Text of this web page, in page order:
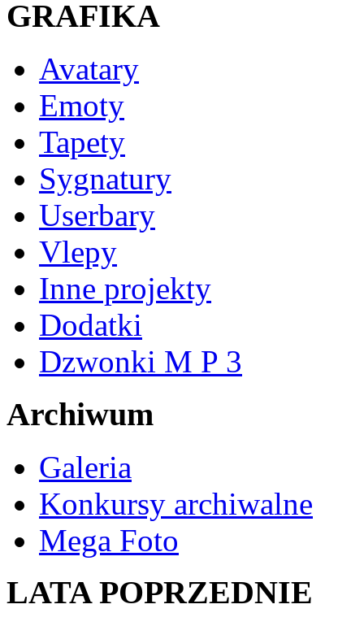
GRAFIKA
Avatary
Emoty
Tapety
Sygnatury
Userbary
Vlepy
Inne projekty
Dodatki
Dzwonki M P 3
Archiwum
Galeria
Konkursy archiwalne
Mega Foto
LATA POPRZEDNIE